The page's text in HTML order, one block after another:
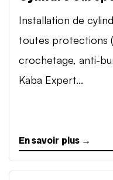
Installation de
toutes protections
crochetage, anti-
Kaba Expert...
En savoir plus →